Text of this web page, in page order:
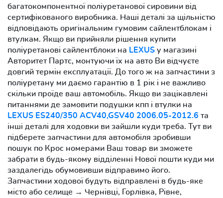
багатокомпонентної поліуретанової сировини від
сертифікованого виробника. Наші деталі за щільністю
відповідають оригінальним гумовим сайлентблокам і
втулкам. Якщо ви прийняли рішення купити
поліуретанові сайлентблоки на LEXUS у магазині
Авторитет Партс, монтуючи їх на авто Ви відчуєте
довгий термін експлуатації. До того ж на запчастини з
поліуретану ми даємо гарантію в 1 рік і не важливо
скільки проїде ваш автомобіль. Якщо ви зацікавлені
питаннями де замовити подушки кпп і втулки на
LEXUS ES240/350 ACV40,GSV40 2006.05-2012.6 та
інші деталі для ходовки ви зайшли куди треба. Тут ви
підберете запчастини для автомобіля зробивши
пошук по Крос номерами Ваш товар ви зможете
забрати в будь-якому відділенні Нової пошти куди ми
заздалегідь обумовивши відправимо його.
Запчастини ходової будуть відправлені в будь-яке
місто або селище → Чернівці, Горлівка, Рівне,